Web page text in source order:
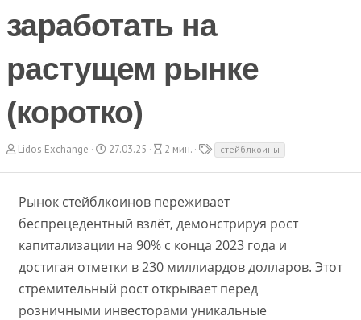
заработать на
растущем рынке
(коротко)
А
т
р
Lidos Exchange
Д
т
с
о
д
а
и
я
27.03.25
В
е
я
ч
е
н
я
2 мин.
г
стейблкоины
Рынок стейблкоинов переживает
беспрецедентный взлёт, демонстрируя рост
капитализации на 90% с конца 2023 года и
достигая отметки в 230 миллиардов долларов. Этот
стремительный рост открывает перед
розничными инвесторами уникальные